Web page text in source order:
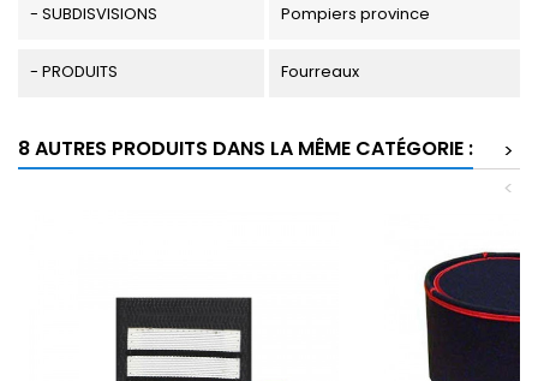
- SUBDISVISIONS Pompiers province
- PRODUITS Fourreaux
8 AUTRES PRODUITS DANS LA MÊME CATÉGORIE :
>
<